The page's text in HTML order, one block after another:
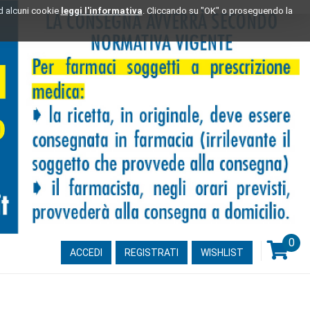
alcuni cookie leggi l'informativa. Cliccando su "OK" o proseguendo la
ACCEDI REGISTRATI WISHLIST
0